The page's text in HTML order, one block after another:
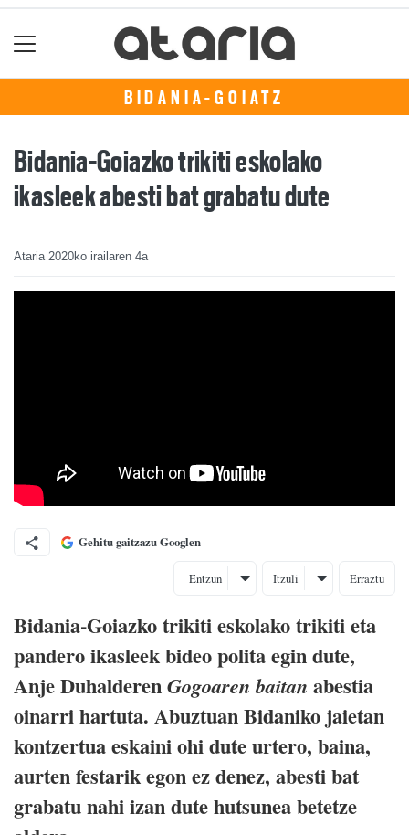
BIDANIA-GOIATZ
Bidania-Goiazko trikiti eskolako
ikasleek abesti bat grabatu dute
Ataria 2020ko irailaren 4a
Gehitu gaitzazu Googlen
Entzun Itzuli Erraztu
Bidania-Goiazko trikiti eskolako trikiti eta
pandero ikasleek bideo polita egin dute,
Anje DuhalderenGogoaren baitan abestia
oinarri hartuta. Abuztuan Bidaniko jaietan
kontzertua eskaini ohi dute urtero, baina,
aurten festarik egon ez denez, abesti bat
grabatu nahi izan dute hutsunea betetze